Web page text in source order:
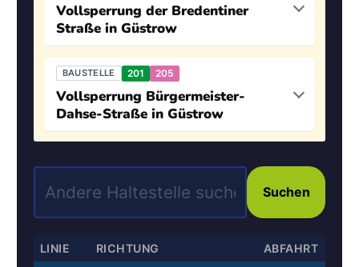
Vollsperrung der Bredentiner
Straße in Güstrow
BAUSTELLE 201 205
Vollsperrung Bürgermeister-
Dahse-Straße in Güstrow
Suchen
LINIE RICHTUNG ABFAHRT